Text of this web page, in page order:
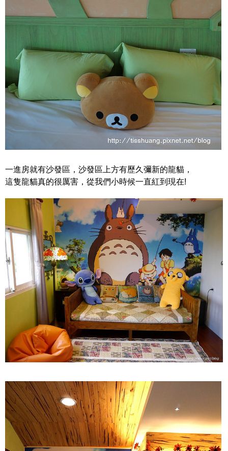
一進房就有沙發區，沙發區上方有歷久彌新的龍貓，
這隻龍貓真的很厲害，從我們小時候一直紅到現在!